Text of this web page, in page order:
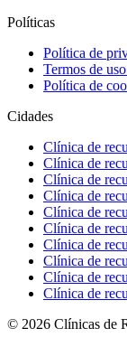
Políticas
Política de
Termos de
Política de
Cidades
Clínica de
Clínica de
Clínica de
Clínica de
Clínica de
Clínica de
Clínica de
Clínica de
Clínica de
Clínica de
© 2026 Clínicas de